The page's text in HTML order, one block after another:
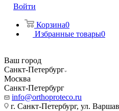
Войти
Корзина0
Избранные товары0
Ваш город
Санкт-Петербург
Москва
Санкт-Петербург
info@orthoproteco.ru
г. Санкт-Петербург, ул.